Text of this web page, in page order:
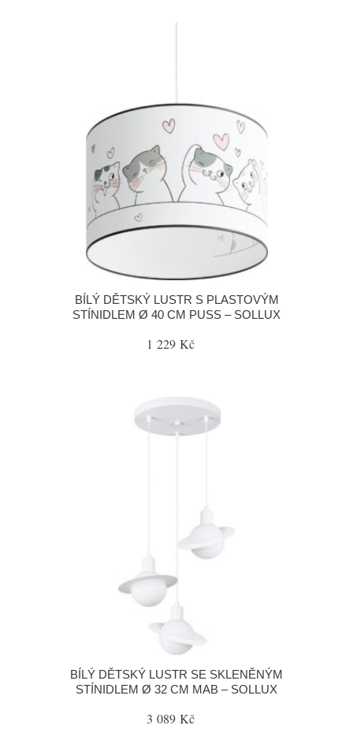
BÍLÝ DĚTSKÝ LUSTR S PLASTOVÝM
STÍNIDLEM Ø 40 CM PUSS – SOLLUX
1 229 Kč
BÍLÝ DĚTSKÝ LUSTR SE SKLENĚNÝM
STÍNIDLEM Ø 32 CM MAB – SOLLUX
3 089 Kč